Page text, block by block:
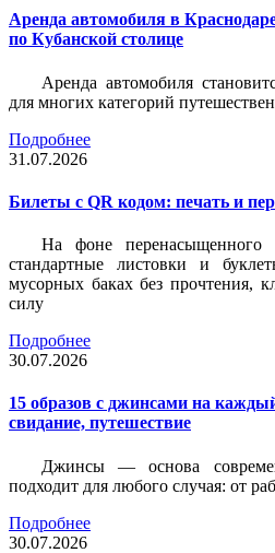
Аренда автомобиля в
по Кубанской столице
Аренда автомобиля
для многих категорий
Подробнее
31.07.2026
Билеты c QR кодом: печать и
На фоне перенасыщенного
стандартные листовки и
мусорных баках без прочтения,
силу
Подробнее
30.07.2026
15 образов с джинсами на
свидание, путешествие
Джинсы — основа
подходит для любого случая: от
Подробнее
30.07.2026